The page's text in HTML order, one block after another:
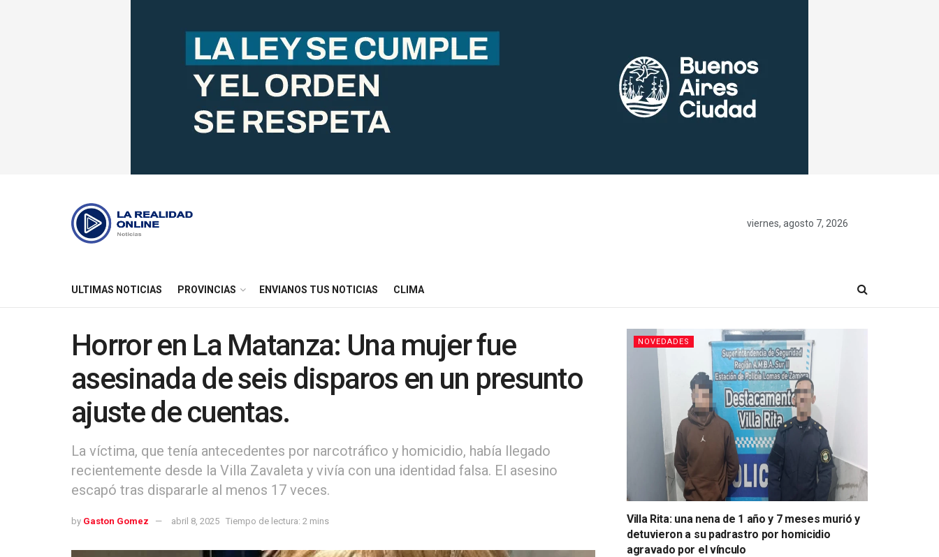
viernes, agosto 7, 2026
ULTIMAS NOTICIAS PROVINCIAS ENVIANOS TUS NOTICIAS CLIMA
Horror en La Matanza: Una mujer fue
asesinada de seis disparos en un presunto
ajuste de cuentas.
La víctima, que tenía antecedentes por narcotráfico y homicidio, había llegado
recientemente desde la Villa Zavaleta y vivía con una identidad falsa. El asesino
escapó tras dispararle al menos 17 veces.
by Gaston Gomez abril 8, 2025 Tiempo de lectura: 2 mins
NOVEDADES
Villa Rita: una nena de 1 año y 7 meses murió y
detuvieron a su padrastro por homicidio
agravado por el vínculo